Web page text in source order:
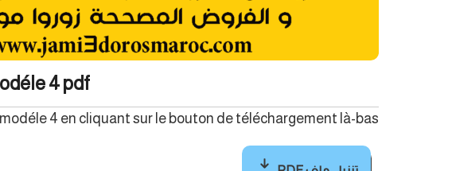
4 pdf
4 en cliquant sur le bouton de téléchargement là-bas.